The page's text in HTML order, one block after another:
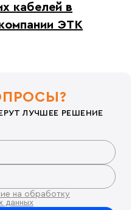
кабелей в
ЭТК
ЛУЧШЕЕ РЕШЕНИЕ
на обработку
данных